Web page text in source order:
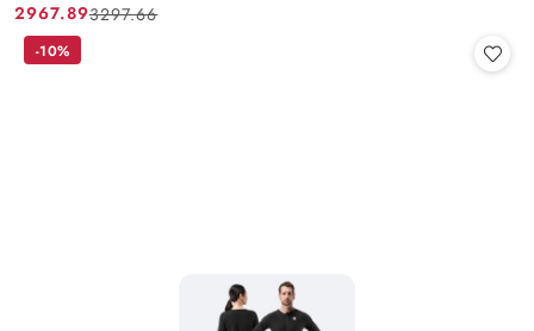
Cena
promocyjna:
2967.89
Cena
przed
3297.66
-10%